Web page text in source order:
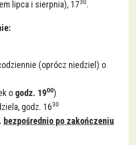
lipca i sierpnia), 1730.
(oprócz niedziel) o
o godz. 1900)
godz. 1630
bezpośrednio po zakończeniu